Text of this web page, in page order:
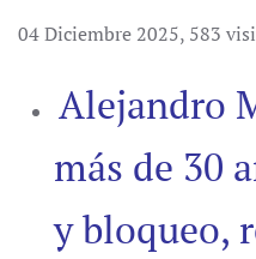
04 Diciembre 2025, 583
Alejandro
más de 30
y bloqueo,